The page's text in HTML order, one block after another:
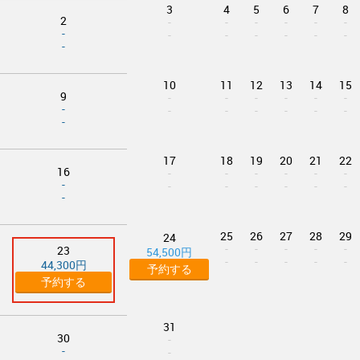
2
-
-
3
-
-
4
-
-
5
-
-
6
-
-
7
-
-
8
-
-
9
-
-
10
-
-
11
-
-
12
-
-
13
-
-
14
-
-
15
-
-
16
-
-
17
-
-
18
-
-
19
-
-
20
-
-
21
-
-
22
-
-
23
44,300円
予約する
24
54,500円
予約する
25
-
-
26
-
-
27
-
-
28
-
-
29
-
-
30
-
31
-
-